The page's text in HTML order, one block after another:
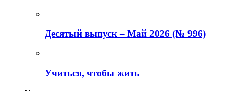
Деcятый выпуск – Май 2026 (№ 996)
Учиться, чтобы жить